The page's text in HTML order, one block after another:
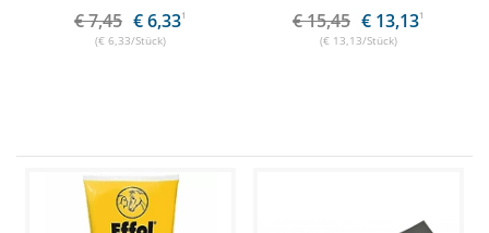
€ 7,45 € 6,331
(€ 6,33/Stück)
€ 15,45 € 13,131
(€ 13,13/Stück)